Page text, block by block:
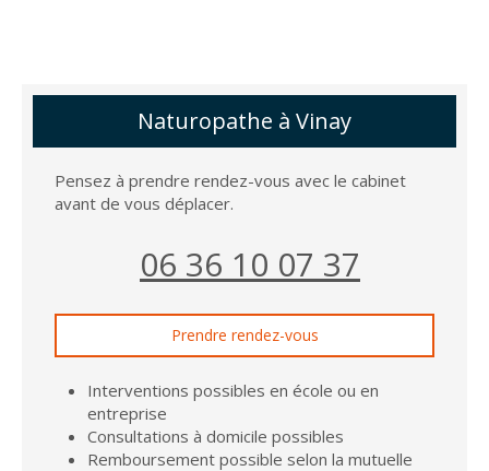
Naturopathe à Vinay
Pensez à prendre rendez-vous avec le cabinet
avant de vous déplacer.
06 36 10 07 37
Prendre rendez-vous
Interventions possibles en école ou en
entreprise
Consultations à domicile possibles
Remboursement possible selon la mutuelle